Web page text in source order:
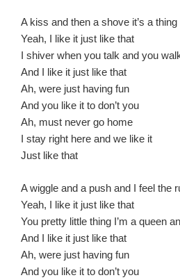
A kiss and then a shove it’s a
Yeah, I like it just like that
I shiver when you talk and you
And I like it just like that
Ah, were just having fun
And you like it to don’t you
Ah, must never go home
I stay right here and we like it
Just like that
A wiggle and a push and I feel the
Yeah, I like it just like that
You pretty little thing I’m a queen
And I like it just like that
Ah, were just having fun
And you like it to don’t you